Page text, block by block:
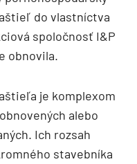
do vlastníctva
spoločnosť I&P
obnovila.
je komplexom
alebo
Ich rozsah
stavebníka